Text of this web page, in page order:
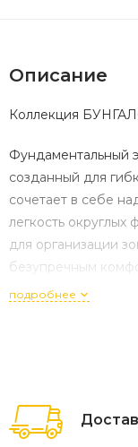
Описание
Коллекция
Фундаментальный
созданный для
сочетает в себе
легкость
для организации
безупречным
Тип отделки:
тик»
подробнее